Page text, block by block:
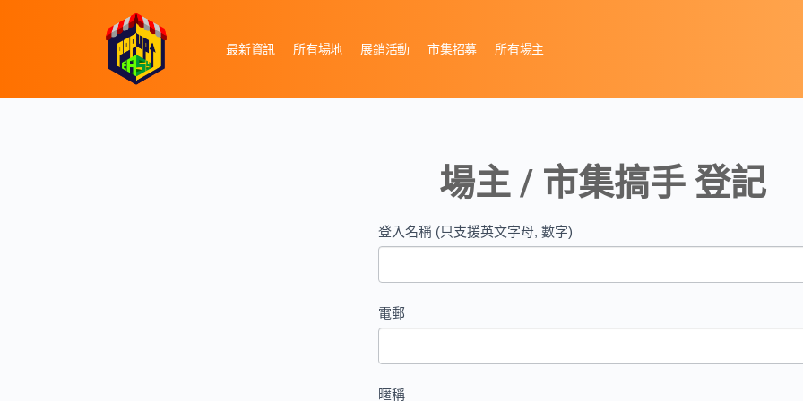
最新資訊 所有場地 展銷活動 市集招募 所有場主
場主 / 市集搞手 登記
Registration
- Place
Provider
登入名稱 (只支援英文字母, 數字)
電郵
暱稱
If you
human,
leave
this